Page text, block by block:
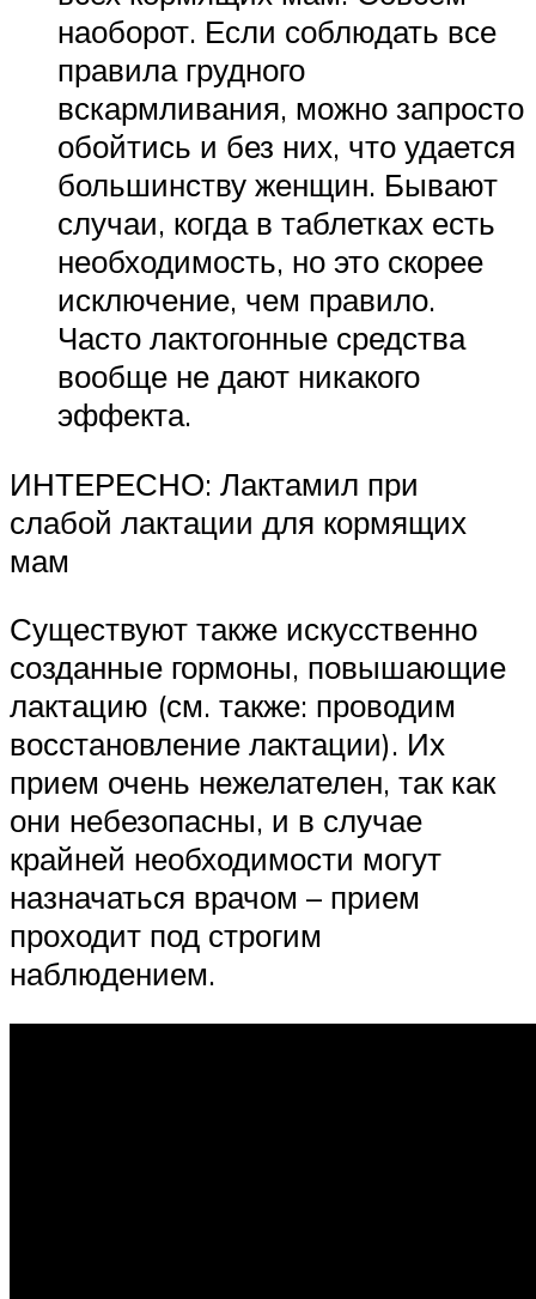
наоборот. Если соблюдать все
правила грудного
вскармливания, можно запросто
обойтись и без них, что удается
большинству женщин. Бывают
случаи, когда в таблетках есть
необходимость, но это скорее
исключение, чем правило.
Часто лактогонные средства
вообще не дают никакого
эффекта.
ИНТЕРЕСНО: Лактамил при
слабой лактации для кормящих
мам
Существуют также искусственно
созданные гормоны, повышающие
лактацию (см. также: проводим
восстановление лактации). Их
прием очень нежелателен, так как
они небезопасны, и в случае
крайней необходимости могут
назначаться врачом – прием
проходит под строгим
наблюдением.